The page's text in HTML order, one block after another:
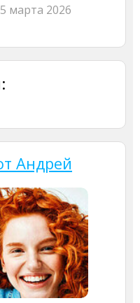
марта 2026
Андрей